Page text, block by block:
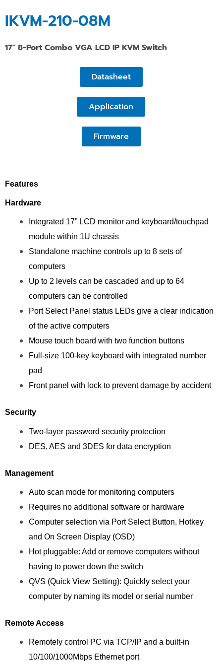
IKVM-210-08M
17″ 8-Port Combo VGA LCD IP KVM Switch
Datasheet
Application
Firmware
Features
Hardware
Integrated 17” LCD monitor and keyboard/touchpad
module within 1U chassis
Standalone machine controls up to 8 sets of
computers
Up to 2 levels can be cascaded and up to 64
computers can be controlled
Port Select Panel status LEDs give a clear indication
of the active computers
Mouse touch board with two function buttons
Full-size 100-key keyboard with integrated number
pad
Front panel with lock to prevent damage by accident
Security
Two-layer password security protection
DES, AES and 3DES for data encryption
Management
Auto scan mode for monitoring computers
Requires no additional software or hardware
Computer selection via Port Select Button, Hotkey
and On Screen Display (OSD)
Hot pluggable: Add or remove computers without
having to power down the switch
QVS (Quick View Setting): Quickly select your
computer by naming its model or serial number
Remote Access
Remotely control PC via TCP/IP and a built-in
10/100/1000Mbps Ethernet port